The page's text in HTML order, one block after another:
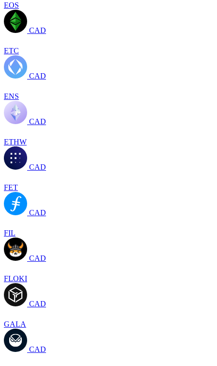
EOS
CAD
ETC
CAD
ENS
CAD
ETHW
CAD
FET
CAD
FIL
CAD
FLOKI
CAD
GALA
CAD